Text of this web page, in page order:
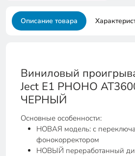
Описание товара
Виниловый
Ject Е1 PHOHO
ЧЕРНЫЙ
Основные особенности:
НОВАЯ модель: с
фонокорректором
НОВЫЙ переработанный